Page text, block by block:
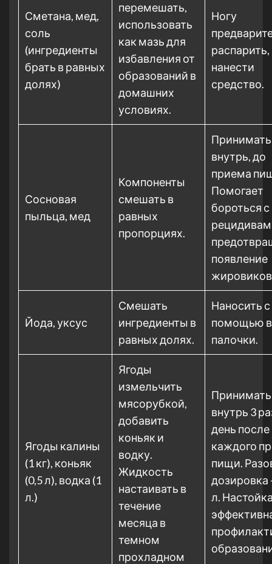
Сметана, мед,
соль
(ингредиенты
брать в равных
долях)
перемешать,
использовать
как мазь для
избавления от
образований в
домашних
условиях.
Ногу
распарить,
нанести
средство.
Сосновая
пыльца, мед
Компоненты
смешать в
равных
пропорциях.
Принимать
внутрь, до
приема
Помогает
бороться с
появление
Йода, уксус
Смешать
ингредиенты в
равных долях.
Наносить с
помощью
палочки.
Ягоды калины
(1 кг), коньяк
(0,5 л), водка (1
л.)
Ягоды
измельчить
мясорубкой,
добавить
коньяк и
водку.
Жидкость
настаивать в
течение
месяца в
темном
прохладном
Принимать
внутрь 3
день после
каждого
пищи.
дозировка
л.